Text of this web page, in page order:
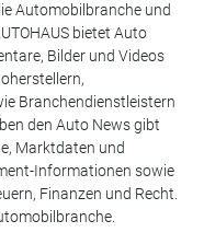
Automobilbranche und
bietet Auto
Bilder und Videos
Branchendienstleistern
den Auto News gibt
Marktdaten und
Informationen sowie
Finanzen und Recht.